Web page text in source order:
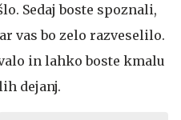
Sedaj boste spoznali,
vas bo zelo razveselilo.
in lahko boste kmalu
dejanj.